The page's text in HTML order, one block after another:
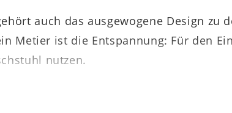
auch das ausgewogene Design zu
Metier ist die Entspannung: Für den
nutzen.